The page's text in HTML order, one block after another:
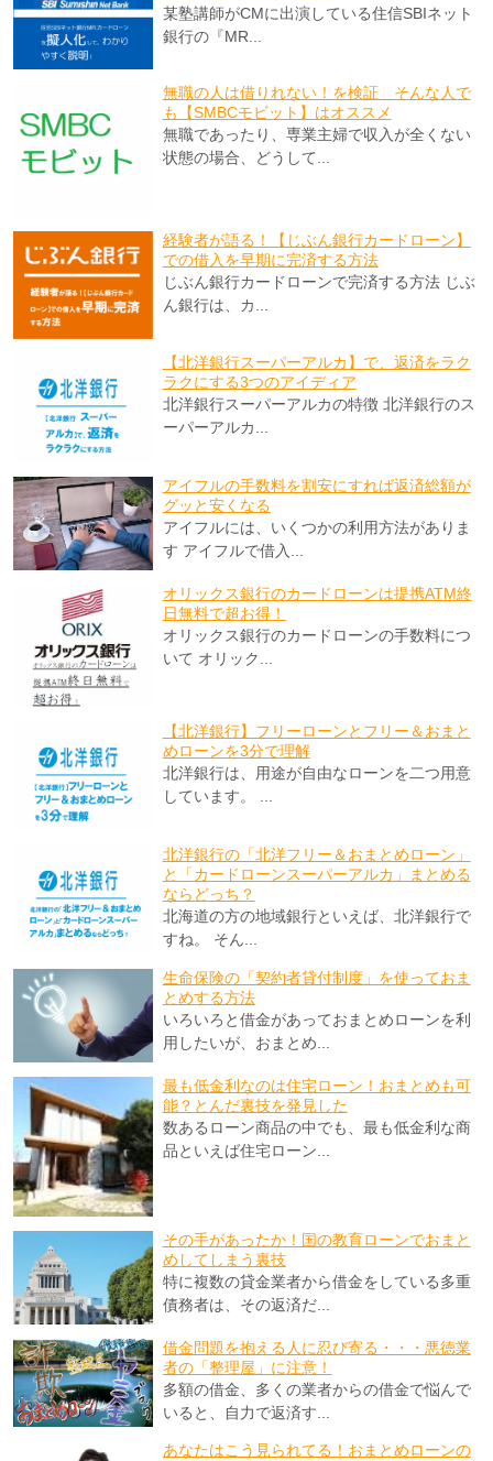
某塾講師がCMに出演している住信SBIネット
銀行の『MR...
無職の人は借りれない！を検証 そんな人で
も【SMBCモビット】はオススメ
無職であったり、専業主婦で収入が全くない
状態の場合、どうして...
経験者が語る！【じぶん銀行カードローン】
での借入を早期に完済する方法
じぶん銀行カードローンで完済する方法 じぶ
ん銀行は、カ...
【北洋銀行スーパーアルカ】で、返済をラク
ラクにする3つのアイディア
北洋銀行スーパーアルカの特徴 北洋銀行のス
ーパーアルカ...
アイフルの手数料を割安にすれば返済総額が
グッと安くなる
アイフルには、いくつかの利用方法がありま
す アイフルで借入...
オリックス銀行のカードローンは提携ATM終
日無料で超お得！
オリックス銀行のカードローンの手数料につ
いて オリック...
【北洋銀行】フリーローンとフリー＆おまと
めローンを3分で理解
北洋銀行は、用途が自由なローンを二つ用意
しています。 ...
北洋銀行の「北洋フリー＆おまとめローン」
と「カードローンスーパーアルカ」まとめる
ならどっち？
北海道の方の地域銀行といえば、北洋銀行で
すね。 そん...
生命保険の「契約者貸付制度」を使っておま
とめする方法
いろいろと借金があっておまとめローンを利
用したいが、おまとめ...
最も低金利なのは住宅ローン！おまとめも可
能？とんだ裏技を発見した
数あるローン商品の中でも、最も低金利な商
品といえば住宅ローン...
その手があったか！国の教育ローンでおまと
めしてしまう裏技
特に複数の貸金業者から借金をしている多重
債務者は、その返済だ...
借金問題を抱える人に忍び寄る・・・悪徳業
者の「整理屋」に注意！
多額の借金、多くの業者からの借金で悩んで
いると、自力で返済す...
あなたはこう見られてる！おまとめローンの